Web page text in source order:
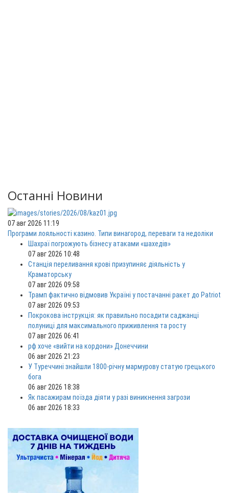
Останні Новини
07 авг 2026 11:19
Програми лояльності казино. Типи винагород, переваги та недоліки
Шахраї погрожують бізнесу атаками «шахедів»
07 авг 2026 10:48
Станція переливання крові призупиняє діяльність у
Краматорську
07 авг 2026 09:58
Трамп фактично відмовив Україні у постачанні ракет до Patriot
07 авг 2026 09:53
Покрокова інструкція: як правильно посадити саджанці
полуниці для максимального приживлення та росту
07 авг 2026 06:41
рф хоче «вийти на кордони» Донеччини
06 авг 2026 21:23
У Туреччині знайшли 1800-річну мармурову статую грецького
бога
06 авг 2026 18:38
Як пасажирам поїзда діяти у разі виникнення загрози
06 авг 2026 18:33